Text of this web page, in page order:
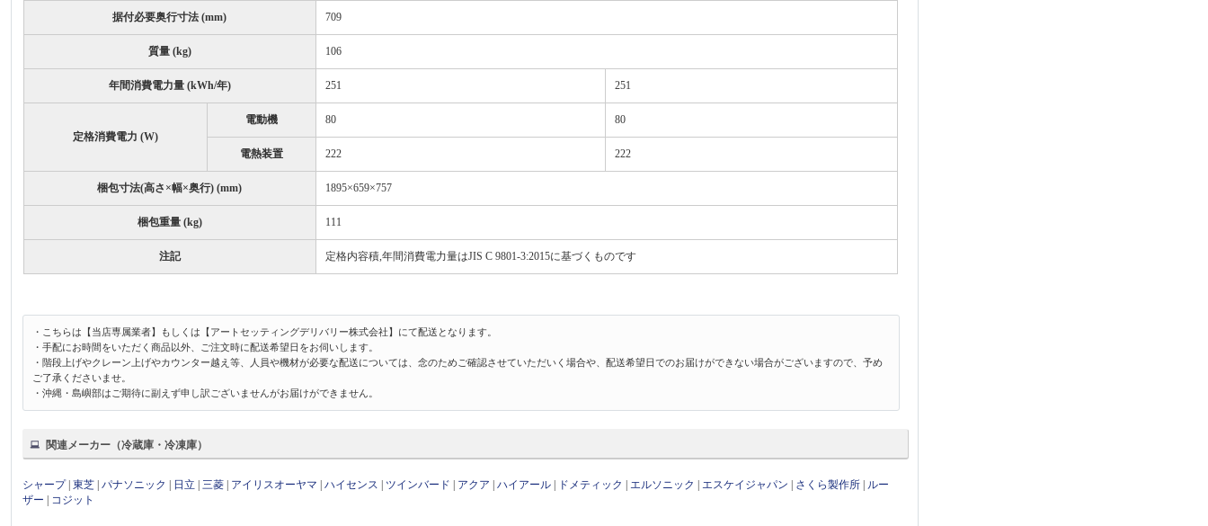
据付必要奥行寸法 (mm) 709
質量 (kg) 106
年間消費電力量 (kWh/年) 251 251
定格消費電力 (W)
電動機 80 80
電熱装置 222 222
梱包寸法(高さ×幅×奥行) (mm) 1895×659×757
梱包重量 (kg) 111
注記 定格内容積,年間消費電力量はJIS C 9801-3:2015に基づくものです
・こちらは【当店専属業者】もしくは【アートセッティングデリバリー株式会社】にて配送となります。
・手配にお時間をいただく商品以外、ご注文時に配送希望日をお伺いします。
・階段上げやクレーン上げやカウンター越え等、人員や機材が必要な配送については、念のためご確認させていただいく場合や、配送希望日でのお届けができない場合がございますので、予め
ご了承くださいませ。
・沖縄・島嶼部はご期待に副えず申し訳ございませんがお届けができません。
関連メーカー（冷蔵庫・冷凍庫）
シャープ|東芝 |パナソニック 日立 |三菱 アイリスオーヤマ |ハイセンス ツインバード アクア |ハイアール ドメティック エルソニック エスケイジャパン さくら製作所
ルー
ザー
コジット